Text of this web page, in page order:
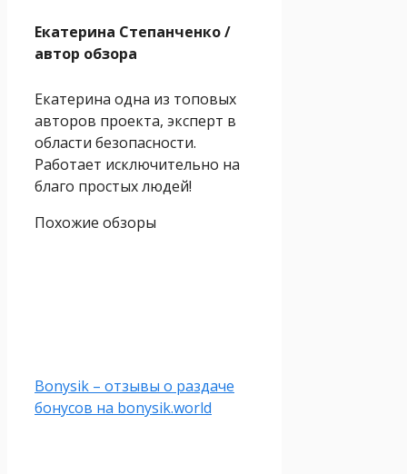
Екатерина Степанченко/
автор обзора
Екатерина одна из топовых
авторов проекта, эксперт в
области безопасности.
Работает исключительно на
благо простых людей!
Похожие обзоры
Bonysik – отзывы о раздаче
бонусов на bonysik.world